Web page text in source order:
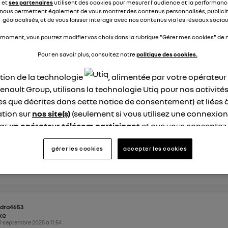
répondre 0
ohan91834971
panne bloc de recharge "caméléon" Devis exorbitant! sur
voiture de seulement 7 ans et 100 000km vient de
impossible) Je viens tout juste de passer haut la main
et une semaine plus tard, panne générale! Devis
Le type est un p...voir la suite
septembre 2025à11:54
etses partenairesutilisent des cookies pour mesurer l'audience et la
permettent également de vous montrer des contenus personnalisés,
géolocalisés, et de vous laisser interagir avec nos contenus via les réseaux
vous pourrez modifier vos choix dans la rubrique "Gérer mes cookies" de
Pour en savoir plus, consultez notrepolitique des cookies.
de la technologie
, alimentée par votre
Group, utilisons la technologie Utiq pour nos
que décrites dans cette notice de consentement) et liées
sur nos site(s) (seulement si vous utilisez une
un opérateur télécom participant et que vous
site).
Utiq a été conçue pour la protection de vos données
en vous offrant choix et contrôle.
un identifiant créé par votre opérateur télécom basé sur
même connexion et ayant consenties se verront attribuer
gérer les cookies accepter les cookies